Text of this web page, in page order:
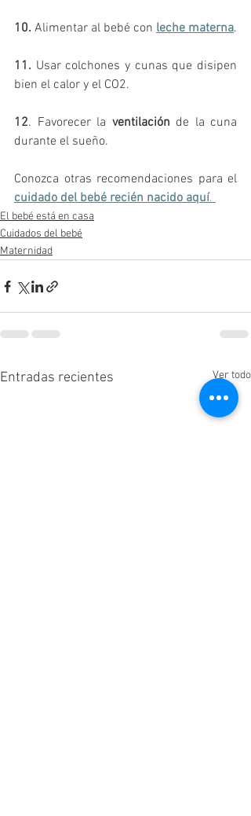
10. Alimentar al bebé con leche materna.
11. Usar colchones y cunas que disipen
bien el calor y el CO2.
12. Favorecer la ventilación de la cuna
durante el sueño.
cuidado del bebé recién nacido aquí.
El bebé está en casa
Cuidados del bebé
Maternidad
Entradas recientes Ver todo